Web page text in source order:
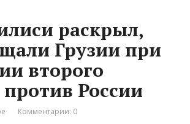
раскрыл,
Грузии при
второго
России
Комментарии: 0